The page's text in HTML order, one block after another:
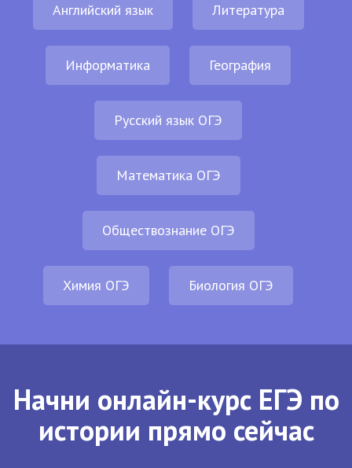
Английский язык Литература
Информатика География
Русский язык ОГЭ
Математика ОГЭ
Обществознание ОГЭ
Химия ОГЭ Биология ОГЭ
Начни онлайн-курс ЕГЭ по
истории прямо сейчас